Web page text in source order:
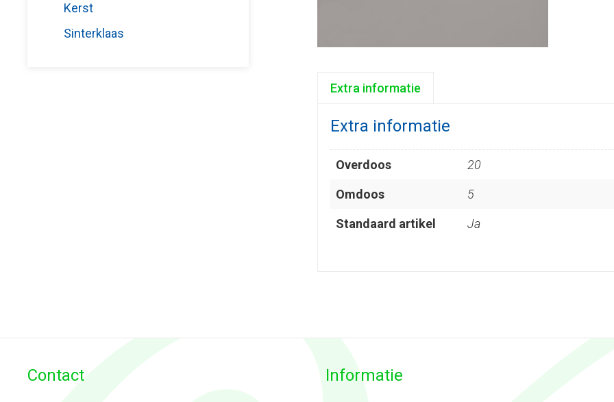
Extra informatie
Extra informatie
Overdoos 20
Omdoos 5
Standaard artikel Ja
Kerst
Sinterklaas
Contact Informatie